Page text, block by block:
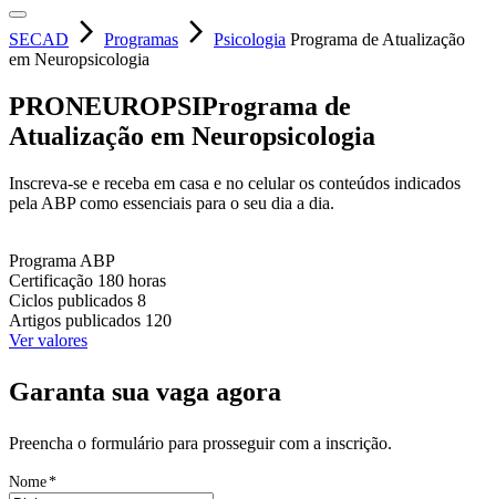
SECAD arrow_forward_ios Programas arrow_forward_ios Psicologia Programa de Atualização
em Neuropsicologia
PRONEUROPSIPrograma de
Atualização em Neuropsicologia
Inscreva-se e receba em casa e no celular os conteúdos indicados
pela ABP como essenciais para o seu dia a dia.
Programa ABP
Certificação 180 horas
Ciclos publicados 8
Artigos publicados 120
Ver valores
Garanta sua vaga agora
Preencha o formulário para prosseguir com a inscrição.
Nome*